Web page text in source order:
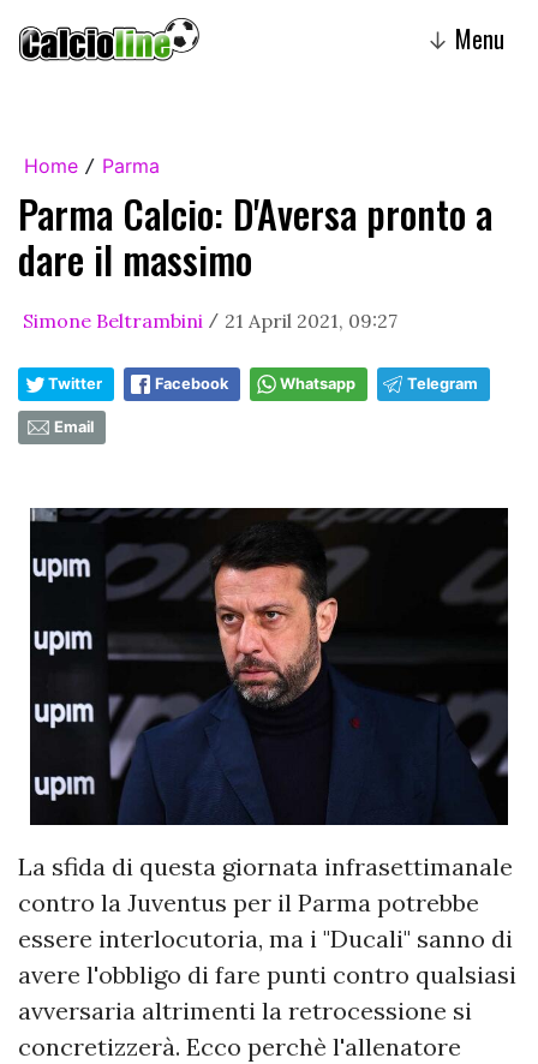
↓ Menu
Home / Parma
Parma Calcio: D'Aversa pronto a
dare il massimo
Simone Beltrambini / 21 April 2021, 09:27
Twitter Facebook Whatsapp Telegram
Email
La sfida di questa giornata infrasettimanale
contro la Juventus per il Parma potrebbe
essere interlocutoria, ma i "Ducali" sanno di
avere l'obbligo di fare punti contro qualsiasi
avversaria altrimenti la retrocessione si
concretizzerà. Ecco perchè l'allenatore